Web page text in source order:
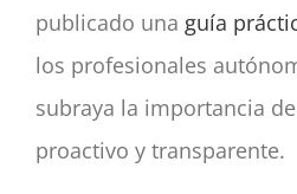
publicado una guía
los profesionales
subraya la importancia
proactivo y transparente.